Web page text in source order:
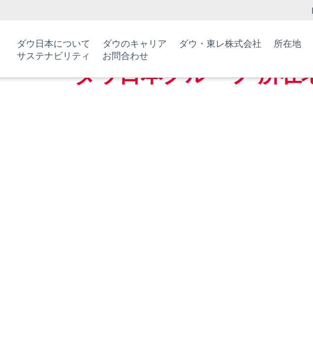
ダウ日本について ダウのキャリア ダウ・東レ株式会社
所在地
サステナビリティ
お問合わせ
ダウ日本グループ 所在